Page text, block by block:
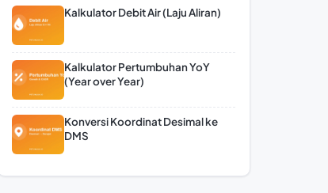
Kalkulator Debit Air (Laju Aliran)
Kalkulator Pertumbuhan YoY
(Year over Year)
Konversi Koordinat Desimal ke
DMS